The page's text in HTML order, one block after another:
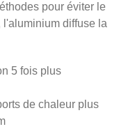
pour éviter le
l'aluminium diffuse la
5 fois plus
de chaleur plus